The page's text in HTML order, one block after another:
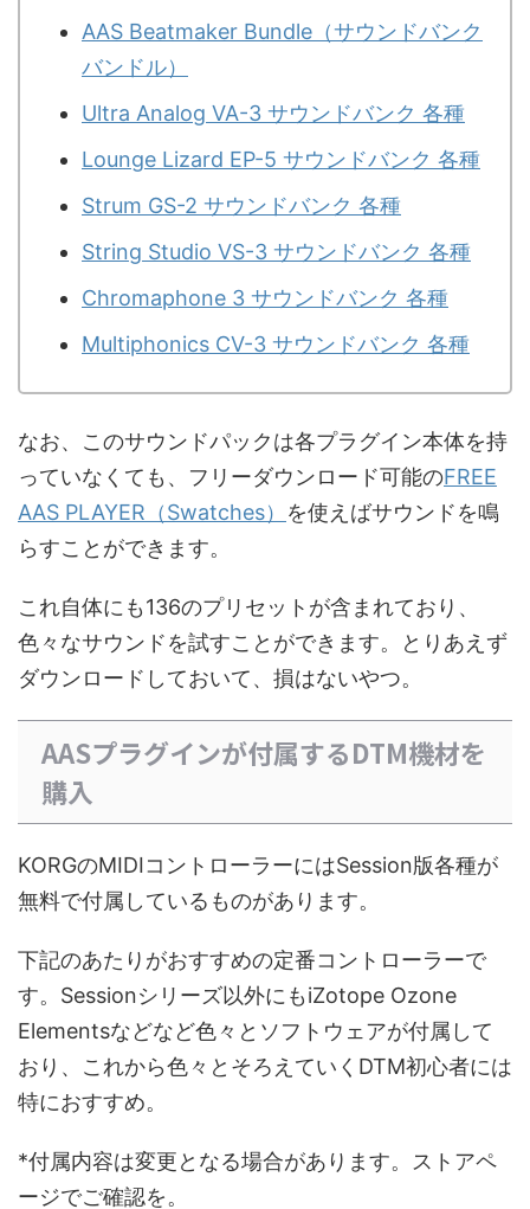
AAS Beatmaker Bundle（サウンドバンク
バンドル）
Ultra Analog VA-3 サウンドバンク 各種
Lounge Lizard EP-5 サウンドバンク 各種
Strum GS-2 サウンドバンク 各種
String Studio VS-3 サウンドバンク 各種
Chromaphone 3 サウンドバンク 各種
Multiphonics CV-3 サウンドバンク 各種
なお、このサウンドパックは各プラグイン本体を持
っていなくても、フリーダウンロード可能のFREE
AAS PLAYER（Swatches） を使えばサウンドを鳴
らすことができます。
これ自体にも136のプリセットが含まれており、
色々なサウンドを試すことができます。とりあえず
ダウンロードしておいて、損はないやつ。
AASプラグインが付属するDTM機材を
購入
KORGのMIDIコントローラーにはSession版各種が
無料で付属しているものがあります。
下記のあたりがおすすめの定番コントローラーで
す。Sessionシリーズ以外にもiZotope Ozone
Elementsなどなど色々とソフトウェアが付属して
おり、これから色々とそろえていくDTM初心者には
特におすすめ。
*付属内容は変更となる場合があります。ストアペ
ージでご確認を。